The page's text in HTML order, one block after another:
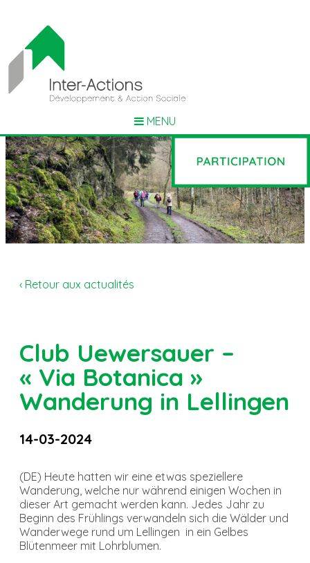
MENU
‹ Retour aux actualités
Club Uewersauer –
« Via Botanica »
Wanderung in Lellingen
14-03-2024
(DE) Heute hatten wir eine etwas speziellere
Wanderung, welche nur während einigen Wochen in
dieser Art gemacht werden kann. Jedes Jahr zu
Beginn des Frühlings verwandeln sich die Wälder und
Wanderwege rund um Lellingen in ein Gelbes
Blütenmeer mit Lohrblumen.